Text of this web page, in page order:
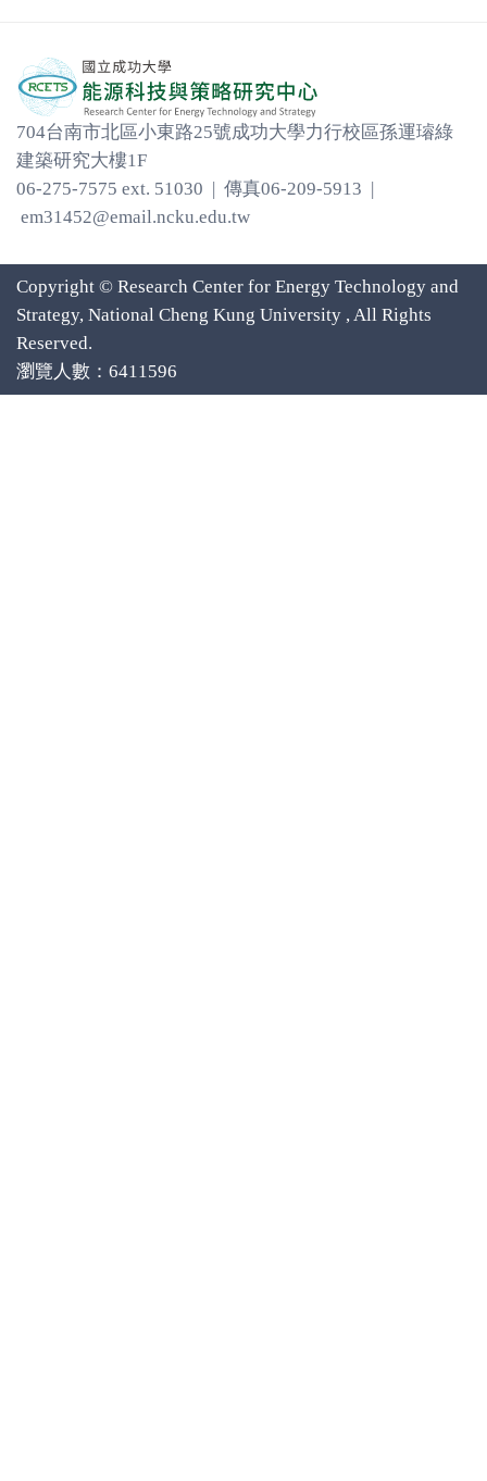
704台南市北區小東路25號成功大學力行校區孫運璿綠
建築研究大樓1F
06-275-7575 ext. 51030 | 傳真06-209-5913 |
em31452@email.ncku.edu.tw
Copyright © Research Center for Energy Technology and
Strategy, National Cheng Kung University , All Rights
Reserved.
瀏覽人數：6411596